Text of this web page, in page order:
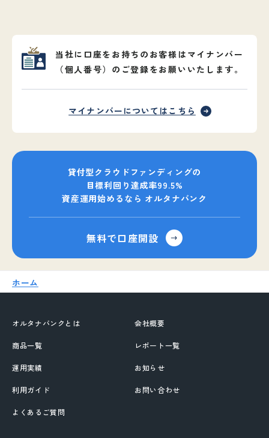
当社に口座をお持ちのお客様はマイナンバー
（個人番号） のご登録をお願いいたします。
マイナンバーについてはこちら
貸付型クラウドファンディングの
目標利回り達成率99.5%
資産運用始めるなら オルタナバンク
無料で口座開設
ホーム
オルタナバンクとは
商品一覧
運用実績
利用ガイド
よくあるご質問
会社概要
レポート一覧
お知らせ
お問い合わせ